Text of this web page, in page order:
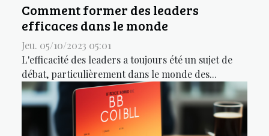
Comment former des leaders
efficaces dans le monde
Jeu. 05/10/2023 05:01
L'efficacité des leaders a toujours été un sujet de
débat, particulièrement dans le monde des...